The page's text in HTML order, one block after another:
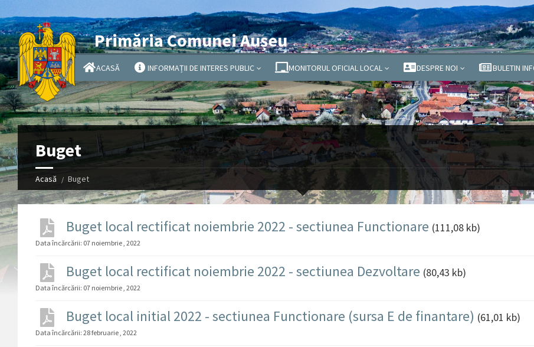
Primăria Comunei Aușeu
ACASĂ INFORMAȚII DE INTERES PUBLIC MONITORUL OFICIAL LOCAL DESPRE NOI BULETIN
Buget
Acasă Buget
Buget local rectificat noiembrie 2022 - sectiunea Functionare (111,08 kb)
Data încărcării: 07 noiembrie , 2022
Buget local rectificat noiembrie 2022 - sectiunea Dezvoltare (80,43 kb)
Data încărcării: 07 noiembrie , 2022
Buget local initial 2022 - sectiunea Functionare (sursa E de finantare) (61,01 kb)
Data încărcării: 28 februarie , 2022